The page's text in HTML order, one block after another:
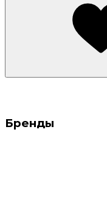
Бренды